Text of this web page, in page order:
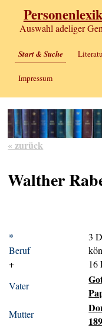
Auswahl adeliger
Start & Suche
Impressum
« zurück
Walther
*
3
Beruf
+
16
Vater
Mutter